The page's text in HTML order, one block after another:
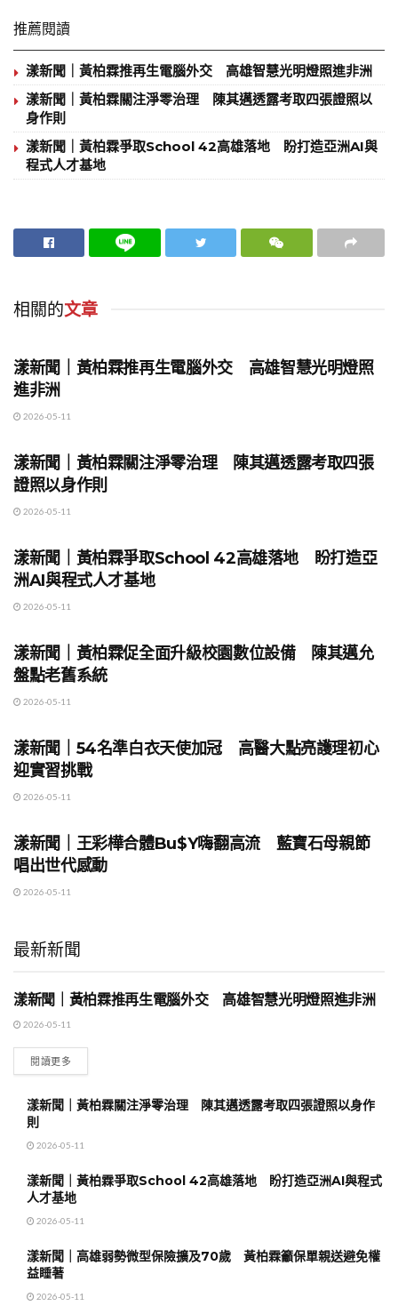
推薦閱讀
漾新聞｜黃柏霖推再生電腦外交 高雄智慧光明燈照進非洲
漾新聞｜黃柏霖關注淨零治理 陳其邁透露考取四張證照以
身作則
漾新聞｜黃柏霖爭取School 42高雄落地 盼打造亞洲AI與
程式人才基地
相關的文章
漾新聞｜黃柏霖推再生電腦外交 高雄智慧光明燈照
進非洲
2026-05-11
漾新聞｜黃柏霖關注淨零治理 陳其邁透露考取四張
證照以身作則
2026-05-11
漾新聞｜黃柏霖爭取School 42高雄落地 盼打造亞
洲AI與程式人才基地
2026-05-11
漾新聞｜黃柏霖促全面升級校園數位設備 陳其邁允
盤點老舊系統
2026-05-11
漾新聞｜54名準白衣天使加冠 高醫大點亮護理初心
迎實習挑戰
2026-05-11
漾新聞｜王彩樺合體Bu$Y嗨翻高流 藍寶石母親節
唱出世代感動
2026-05-11
最新新聞
地方時事
漾新聞｜黃柏霖推再生電腦外交 高雄智慧光明燈照進非洲
2026-05-11
閱讀更多
漾新聞｜黃柏霖關注淨零治理 陳其邁透露考取四張證照以身作
則
2026-05-11
漾新聞｜黃柏霖爭取School 42高雄落地 盼打造亞洲AI與程式
人才基地
2026-05-11
漾新聞｜高雄弱勢微型保險擴及70歲 黃柏霖籲保單親送避免權
益睡著
2026-05-11